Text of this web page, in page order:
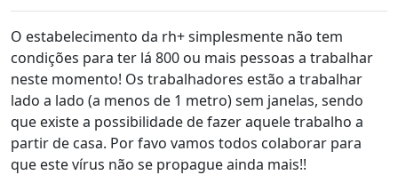
O estabelecimento da rh+ simplesmente não tem
condições para ter lá 800 ou mais pessoas a trabalhar
neste momento! Os trabalhadores estão a trabalhar
lado a lado (a menos de 1 metro) sem janelas, sendo
que existe a possibilidade de fazer aquele trabalho a
partir de casa. Por favo vamos todos colaborar para
que este vírus não se propague ainda mais!!